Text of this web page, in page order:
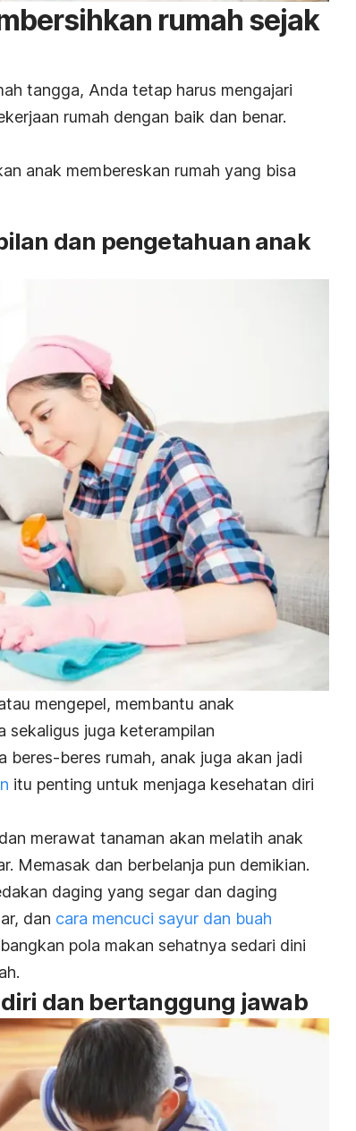
rumah sejak
tangga, Anda tetap harus mengajari
rumah dengan baik dan benar.
anak membereskan rumah yang bisa
dan pengetahuan anak
mengepel, membantu anak
sekaligus juga keterampilan
beres-beres rumah, anak juga akan jadi
itu penting untuk menjaga kesehatan diri
merawat tanaman akan melatih anak
Memasak dan berbelanja pun demikian.
daging yang segar dan daging
dan cara mencuci sayur dan buah
pola makan sehatnya sedari dini
dan bertanggung jawab